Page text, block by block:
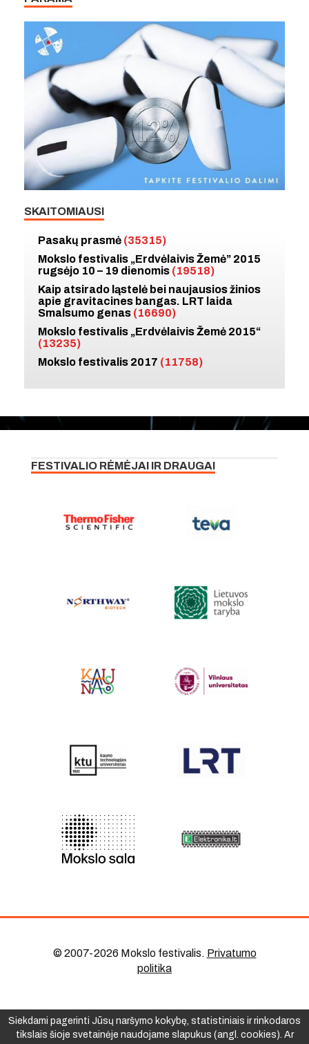
SKAITOMIAUSI
Pasakų prasmė (35315)
Mokslo festivalis „Erdvėlaivis Žemė” 2015
rugsėjo 10 – 19 dienomis (19518)
Kaip atsirado ląstelė bei naujausios žinios
apie gravitacines bangas. LRT laida
Smalsumo genas (16690)
Mokslo festivalis „Erdvėlaivis Žemė 2015“
(13235)
Mokslo festivalis 2017 (11758)
FESTIVALIO RĖMĖJAI IR DRAUGAI
© 2007-2026 Mokslo festivalis. Privatumo
politika
Siekdami pagerinti Jūsų naršymo kokybę, statistiniais ir rinkodaros
tikslais šioje svetainėje naudojame slapukus (angl. cookies). Ar